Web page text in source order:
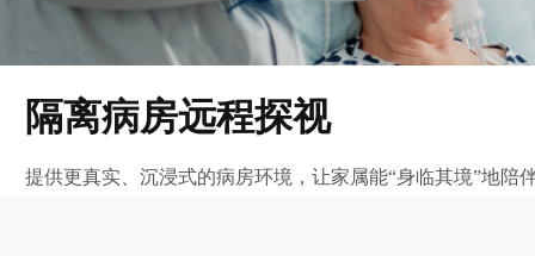
隔离病房远程探视
提供更真实、沉浸式的病房环境，让家属能“身临其境”地陪